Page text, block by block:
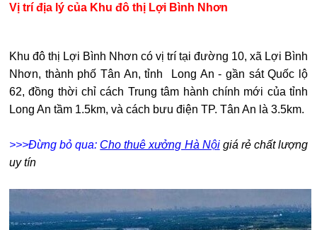
Vị trí địa lý của Khu đô thị Lợi Bình Nhơn
Khu đô thị Lợi Bình Nhơn có vị trí tại đường 10, xã Lợi Bình
Nhơn, thành phố Tân An, tỉnh Long An - gần sát Quốc lộ
62, đồng thời chỉ cách Trung tâm hành chính mới của tỉnh
Long An tầm 1.5km, và cách bưu điện TP. Tân An là 3.5km.
>>>Đừng bỏ qua: Cho thuê xưởng Hà Nộigiá rẻ chất lượng
uy tín